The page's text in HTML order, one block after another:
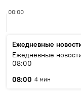
00:00
Ежедневные
Ежедневные
08:00
08:00 4 мин